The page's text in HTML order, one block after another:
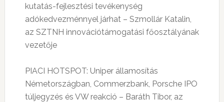
kutatás-fejlesztési tevékenység
adókedvezménnyel járhat – Szmollár Katalin,
az SZTNH innovációtámogatási főosztályának
vezetője
PIACI HOTSPOT: Uniper államosítás
Németországban, Commerzbank, Porsche IPO
túljegyzés és VW reakció – Baráth Tibor, az